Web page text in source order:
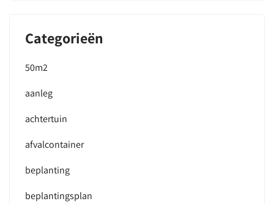
Categorieën
50m2
aanleg
achtertuin
afvalcontainer
beplanting
beplantingsplan